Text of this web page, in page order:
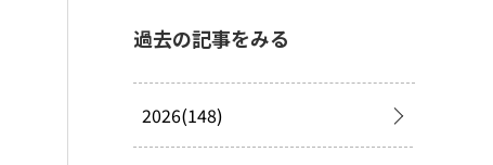
過去の記事をみる
2026(148)